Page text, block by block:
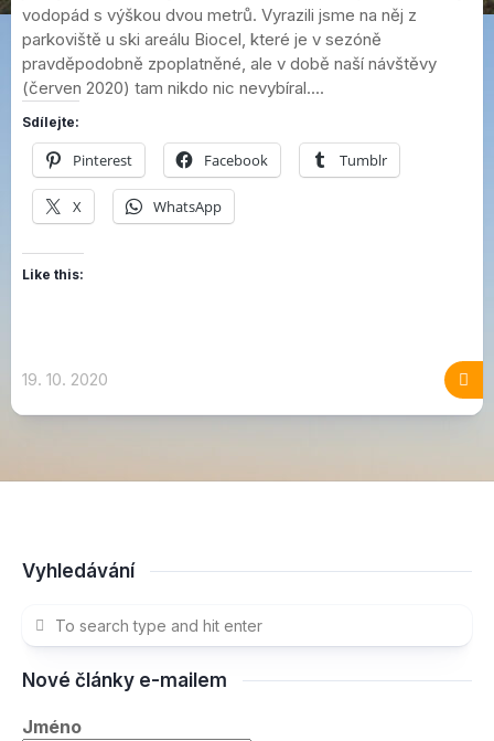
vodopád s výškou dvou metrů. Vyrazili jsme na něj z
parkoviště u ski areálu Biocel, které je v sezóně
pravděpodobně zpoplatněné, ale v době naší návštěvy
(červen 2020) tam nikdo nic nevybíral....
Sdílejte:
Pinterest Facebook Tumblr
X WhatsApp
Like this:
19. 10. 2020
Vyhledávání
Nové články e-mailem
Jméno